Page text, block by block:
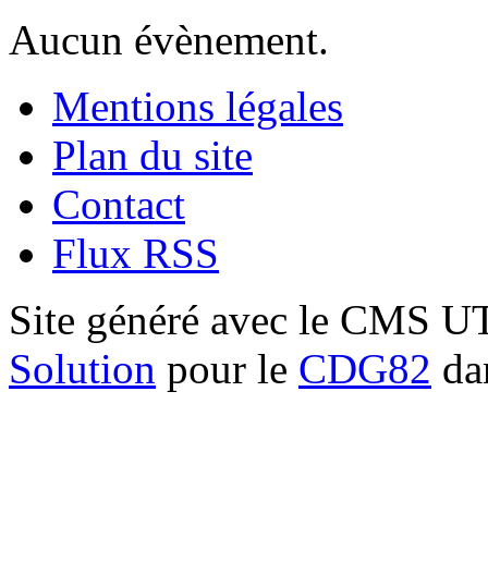
Aucun évènement.
Mentions légales
Plan du site
Contact
Flux RSS
Site généré avec le CMS
Solution pour le CDG82